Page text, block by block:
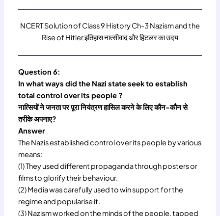
NCERT Solution of Class 9 History Ch-3 Nazism and the
Rise of Hitler इतिहास नात्सीवाद और हिटलर का उदय
Question 6:
In what ways did the Nazi state seek to establish
total control over its people ?
नात्सियों ने जनता पर पूरा नियंत्रण हासिल करने के लिए कौन-कौन से
तरीके अपनाए?
Answer
The Nazis established control over its people by various
means:
(1) They used different propaganda through posters or
films to glorify their behaviour.
(2) Media was carefully used to win support for the
regime and popularise it.
(3) Nazism worked on the minds of the people, tapped